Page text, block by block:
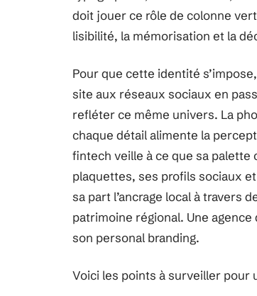
doit jouer ce rôle de colonne
lisibilité, la mémorisation et la
Pour que cette identité
site aux réseaux sociaux en
refléter ce même univers. La
chaque détail alimente la
fintech veille à ce que sa
plaquettes, ses profils sociaux
sa part l’ancrage local à travers
patrimoine régional. Une
son personal branding.
Voici les points à surveiller pour